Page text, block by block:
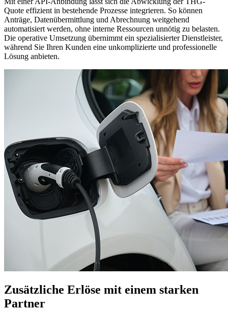
Quote effizient in bestehende Prozesse integrieren. So können
Anträge, Datenübermittlung und Abrechnung weitgehend
automatisiert werden, ohne interne Ressourcen unnötig zu belasten.
Die operative Umsetzung übernimmt ein spezialisierter Dienstleister,
während Sie Ihren Kunden eine unkomplizierte und professionelle
Lösung anbieten.
Zusätzliche Erlöse mit einem starken
Partner